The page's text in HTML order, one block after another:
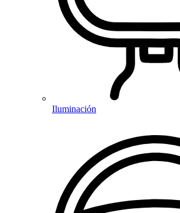
Iluminación